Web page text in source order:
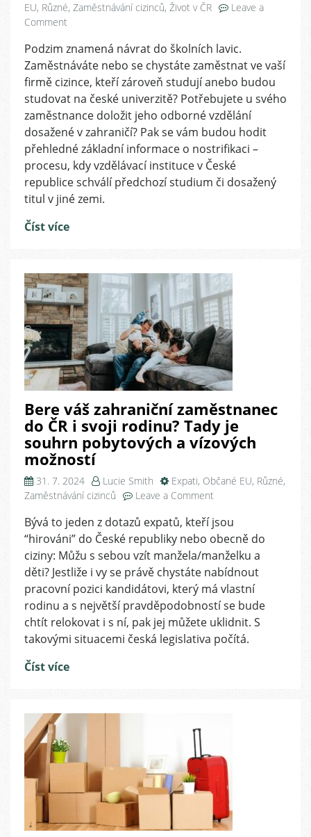
EU, Různé, Zaměstnávání cizinců, Život v ČR
Leave a
Comment
povinnosti?
Poraďte
svým
zaměstnancům
nostrifikací
Podzim znamená návrat do školních lavic.
Zaměstnáváte nebo se chystáte zaměstnat ve vaší
firmě cizince, kteří zároveň studují anebo budou
studovat na české univerzitě? Potřebujete u svého
zaměstnance doložit jeho odborné vzdělání
dosažené v zahraničí? Pak se vám budou hodit
přehledné základní informace o nostrifikaci –
procesu, kdy vzdělávací instituce v České
republice schválí předchozí studium či dosažený
titul v jiné zemi.
Číst více
Bere váš zahraniční zaměstnanec
do ČR i svoji rodinu? Tady je
souhrn pobytových a vízových
možností
31. 7. 2024 Lucie Smith Expati, Občané EU, Různé,
Zaměstnávání cizinců
Leave a Comment
váš
zahraniční
zaměstnanec
do
ČR
i
svoji
rodinu?
Tady
Bývá to jeden z dotazů expatů, kteří jsou
“hirováni” do České republiky nebo obecně do
ciziny: Můžu s sebou vzít manžela/manželku a
děti? Jestliže i vy se právě chystáte nabídnout
pracovní pozici kandidátovi, který má vlastní
rodinu a s největší pravděpodobností se bude
chtít relokovat i s ní, pak jej můžete uklidnit. S
takovými situacemi česká legislativa počítá.
Číst více